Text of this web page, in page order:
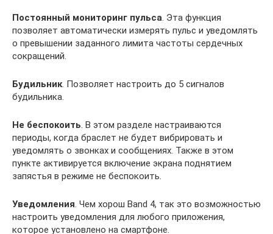
Постоянный мониторинг пульса. Эта функция
позволяет автоматически измерять пульс и уведомлять
о превышении заданного лимита частоты сердечных
сокращений.
Будильник. Позволяет настроить до 5 сигналов
будильника.
Не беспокоить. В этом разделе настраиваются
периоды, когда браслет не будет вибрировать и
уведомлять о звонках и сообщениях. Также в этом
пункте активируется включение экрана поднятием
запястья в режиме не беспокоить.
Уведомления. Чем хорош Band 4, так это возможностью
настроить уведомления для любого приложения,
которое установлено на смартфоне.